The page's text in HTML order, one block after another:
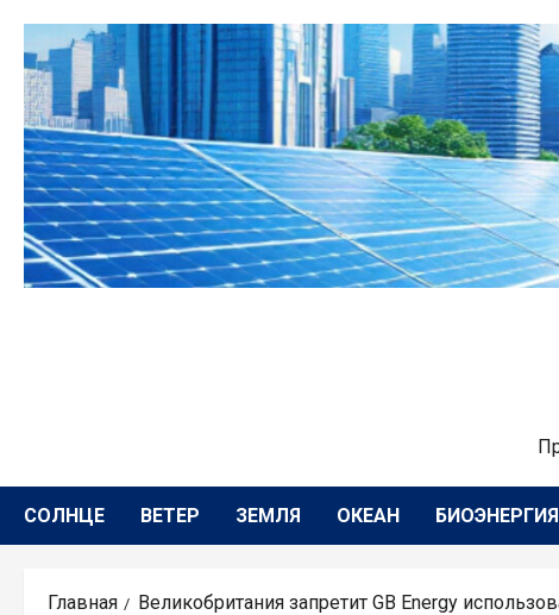
содержимому
СОЛНЦЕ ВЕТЕР ЗЕМЛЯ ОКЕАН БИОЭНЕРГИЯ
Главная Великобритания запретит GB Energy